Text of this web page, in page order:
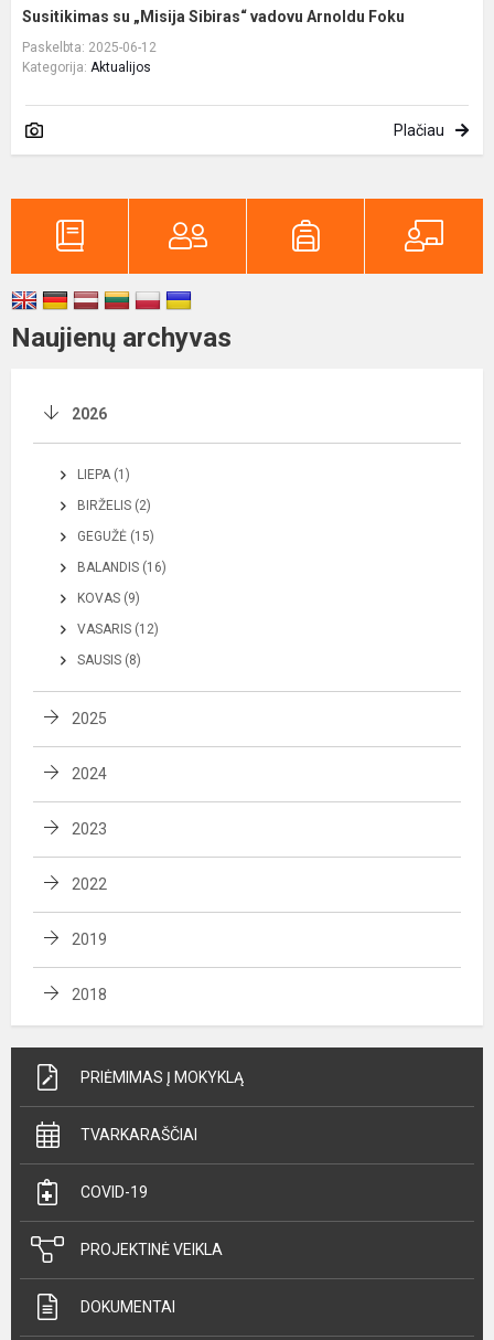
Susitikimas su „Misija Sibiras“ vadovu Arnoldu Foku
Paskelbta: 2025-06-12
Kategorija: Aktualijos
Plačiau
Naujienų archyvas
2026
LIEPA (1)
BIRŽELIS (2)
GEGUŽĖ (15)
BALANDIS (16)
KOVAS (9)
VASARIS (12)
SAUSIS (8)
2025
2024
2023
2022
2019
2018
PRIĖMIMAS Į MOKYKLĄ
TVARKARAŠČIAI
COVID-19
PROJEKTINĖ VEIKLA
DOKUMENTAI